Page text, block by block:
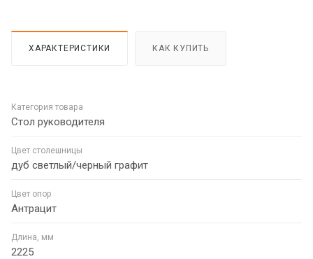
ХАРАКТЕРИСТИКИ КАК КУПИТЬ
Категория товара
Стол руководителя
Цвет столешницы
дуб светлый/черный графит
Цвет опор
Антрацит
Длина, мм
2225